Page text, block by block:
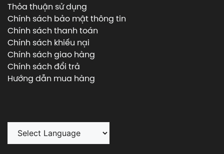
Thỏa thuận sử dụng
Chính sách bảo mật thông tin
Chính sách thanh toán
Chính sách khiếu nại
Chính sách giao hàng
Chính sách đổi trả
Hướng dẫn mua hàng